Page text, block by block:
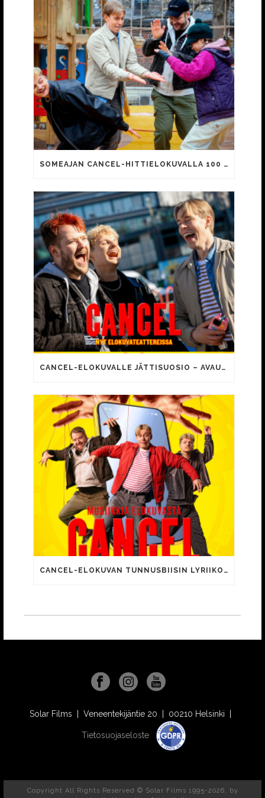
SOMEAJAN CANCEL-HITTIELOKUVALLA 100 000 KATSOJAA!
CANCEL-ELOKUVALLE JÄTTISUOSIO – AVAUSPÄIVÄNÄ JO 15 492 KATSOJAA!
CANCEL-ELOKUVAN TUNNUSBIISIN LYRIIKOISSA TUTTUJA MEEMIHOKEMIA YOUTUBE-VIDEOILTA!
Solar Films | Veneentekijäntie 20 | 00210 Helsinki |
Tietosuojaseloste
Copyright All Rights Reserved © Solar Films 1995-2026, by